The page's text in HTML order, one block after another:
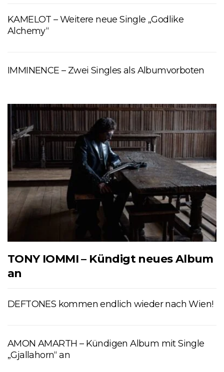
KAMELOT – Weitere neue Single „Godlike
Alchemy“
IMMINENCE – Zwei Singles als Albumvorboten
TONY IOMMI – Kündigt neues Album
an
DEFTONES kommen endlich wieder nach Wien!
AMON AMARTH – Kündigen Album mit Single
„Gjallahorn“ an